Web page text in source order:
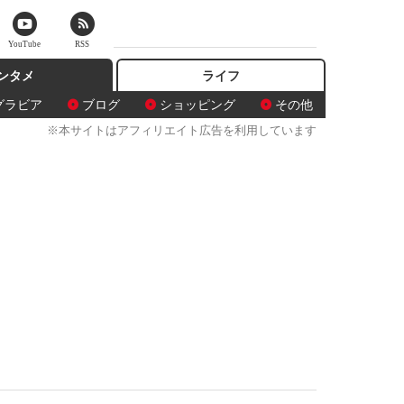
タメ
ラビア
ブログ ショッピング その他
ライフ
※本サイトはアフィリエイト広告を利用しています
YouTube RSS